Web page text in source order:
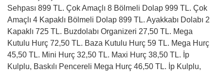
Sehpası 899 TL. Çok Amaçlı 8 Bölmeli Dolap 999 TL. Çok
Amaçlı 4 Kapaklı Bölmeli Dolap 899 TL. Ayakkabı Dolabı 2
Kapaklı 725 TL. Buzdolabı Organizeri 27,50 TL. Mega
Kutulu Hurç 72,50 TL. Baza Kutulu Hurç 59 TL. Mega Hurç
45,50 TL. Mini Hurç 32,50 TL. Maxi Hurç 38,50 TL. İp
Kulplu, Baskılı Pencereli Mega Hurç 46,50 TL. İp Kulplu,